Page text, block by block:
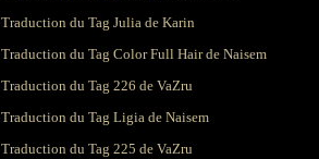
Traduction du Tag Julia de Karin
Traduction du Tag Color Full Hair de Naisem
Traduction du Tag 226 de VaZru
Traduction du Tag Ligia de Naisem
Traduction du Tag 225 de VaZru